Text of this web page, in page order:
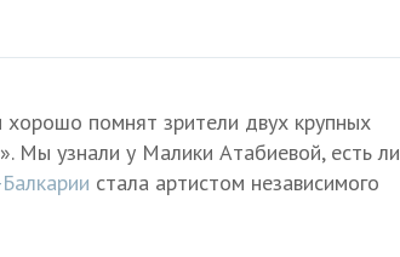
хорошо помнят зрители двух крупных
Мы узнали у Малики Атабиевой, есть ли
стала артистом независимого